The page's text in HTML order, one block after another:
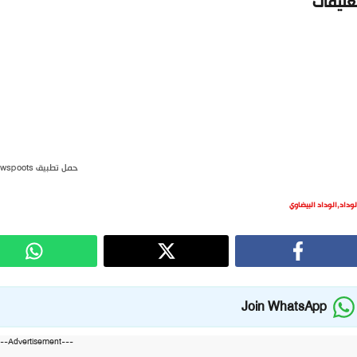
حمل تطبيق newspoots
,الوداد البيضاوي
Join WhatsApp
---Advertisement---